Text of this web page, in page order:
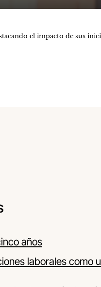
el impacto de sus
años
laborales como